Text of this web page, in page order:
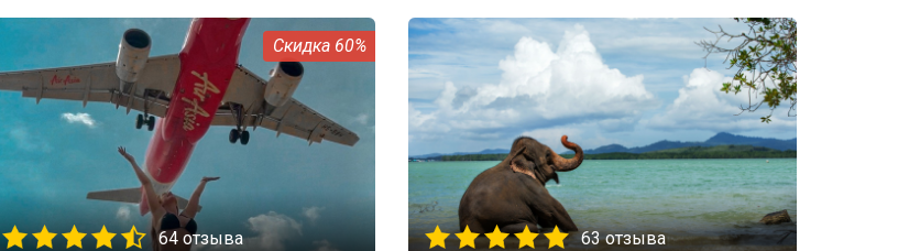
60%
64 отзыва 63 отзыва